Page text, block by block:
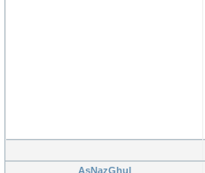
AsNazGhul